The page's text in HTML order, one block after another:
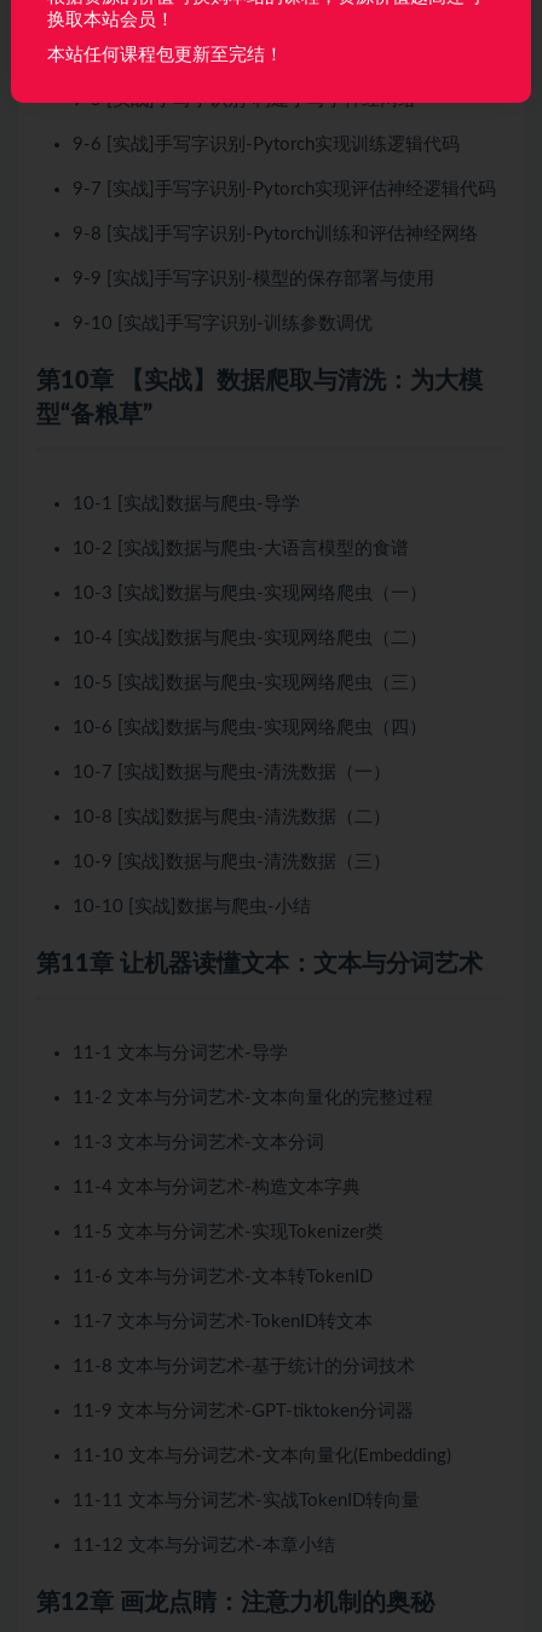
9-4 [实战]手写字识别-Pytorch导入训练数据和测试数
据
9-5 [实战]手写字识别-构建手写字神经网络
9-6 [实战]手写字识别-Pytorch实现训练逻辑代码
9-7 [实战]手写字识别-Pytorch实现评估神经逻辑代码
9-8 [实战]手写字识别-Pytorch训练和评估神经网络
9-9 [实战]手写字识别-模型的保存部署与使用
9-10 [实战]手写字识别-训练参数调优
第10章 【实战】数据爬取与清洗：为大模
型“备粮草”
10-1 [实战]数据与爬虫-导学
10-2 [实战]数据与爬虫-大语言模型的食谱
10-3 [实战]数据与爬虫-实现网络爬虫（一）
10-4 [实战]数据与爬虫-实现网络爬虫（二）
10-5 [实战]数据与爬虫-实现网络爬虫（三）
10-6 [实战]数据与爬虫-实现网络爬虫（四）
10-7 [实战]数据与爬虫-清洗数据（一）
10-8 [实战]数据与爬虫-清洗数据（二）
10-9 [实战]数据与爬虫-清洗数据（三）
10-10 [实战]数据与爬虫-小结
第11章 让机器读懂文本：文本与分词艺术
11-1 文本与分词艺术-导学
11-2 文本与分词艺术-文本向量化的完整过程
11-3 文本与分词艺术-文本分词
11-4 文本与分词艺术-构造文本字典
11-5 文本与分词艺术-实现Tokenizer类
11-6 文本与分词艺术-文本转TokenID
11-7 文本与分词艺术-TokenID转文本
11-8 文本与分词艺术-基于统计的分词技术
11-9 文本与分词艺术-GPT-tiktoken分词器
11-10 文本与分词艺术-文本向量化(Embedding)
11-11 文本与分词艺术-实战TokenID转向量
11-12 文本与分词艺术-本章小结
第12章 画龙点睛：注意力机制的奥秘
换取本站会员！
本站任何课程包更新至完结！